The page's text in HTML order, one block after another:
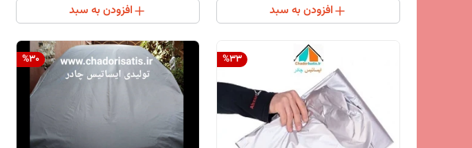
افزودن به سبد افزودن به سبد
%33
%30